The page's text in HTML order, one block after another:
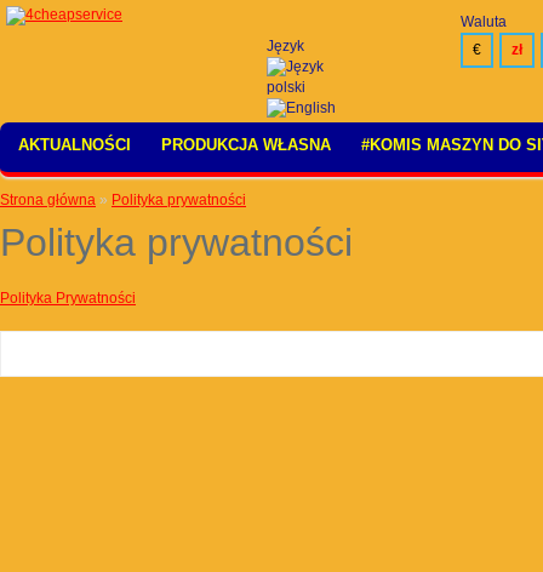
Język
Waluta
€
zł
AKTUALNOŚCI PRODUKCJA WŁASNA #KOMIS MASZYN DO
Strona główna » Polityka prywatności
Polityka prywatności
Polityka Prywatności